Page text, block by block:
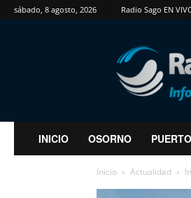
sábado, 8 agosto, 2026 Radio Sago EN
RadioSago
INICIO OSORNO
Inicio Actualidad